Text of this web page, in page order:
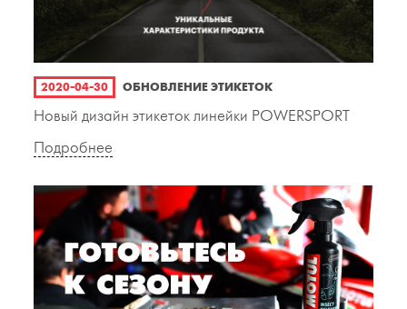
2020-04-30 ОБНОВЛЕНИЕ ЭТИКЕТОК
Новый дизайн этикеток линейки POWERSPORT
Подробнее